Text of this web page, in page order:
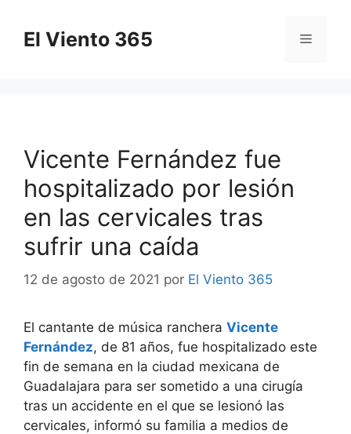
contenido
El Viento 365 Menú
Vicente Fernández fue
hospitalizado por lesión
en las cervicales tras
sufrir una caída
12 de agosto de 2021 por El Viento 365
El cantante de música ranchera Vicente
Fernández, de 81 años, fue hospitalizado este
fin de semana en la ciudad mexicana de
Guadalajara para ser sometido a una cirugía
tras un accidente en el que se lesionó las
cervicales, informó su familia a medios de